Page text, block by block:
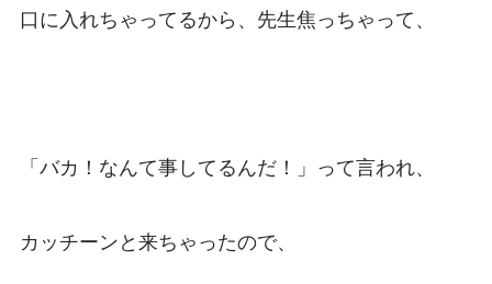
口に入れちゃってるから、先生焦っちゃって、
「バカ！なんて事してるんだ！」って言われ、
カッチーンと来ちゃったので、